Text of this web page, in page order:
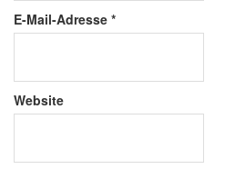
E-Mail-Adresse *
Website